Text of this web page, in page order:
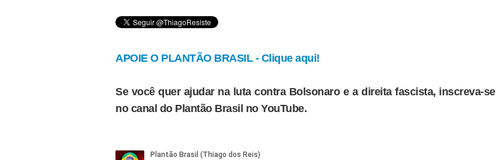
APOIE O PLANTÃO BRASIL - Clique aqui!
Se você quer ajudar na luta contra Bolsonaro e a direita fascista, inscreva-se
no canal do Plantão Brasil no YouTube.